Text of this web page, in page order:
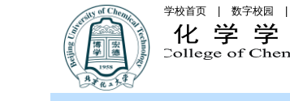
学校首页 数字校园